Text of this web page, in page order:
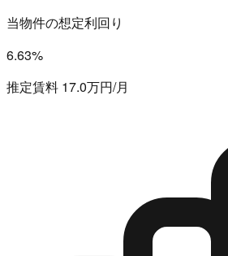
当物件の想定利回り
6.63%
推定賃料 17.0万円/月